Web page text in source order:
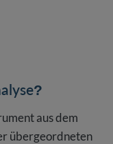
aus dem
übergeordneten